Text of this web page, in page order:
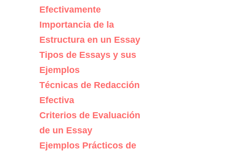
Efectivamente
Importancia de la
Estructura en un Essay
Tipos de Essays y sus
Ejemplos
Técnicas de Redacción
Efectiva
Criterios de Evaluación
de un Essay
Ejemplos Prácticos de